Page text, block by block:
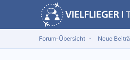
Forum-Übersicht Neue